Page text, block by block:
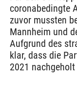
coronabedingte
zuvor mussten
Mannheim und
Aufgrund des
klar, dass die
2021